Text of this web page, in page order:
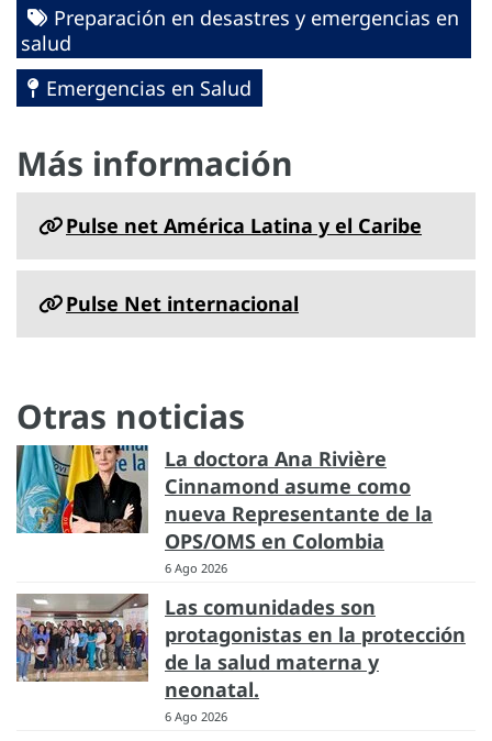
Preparación en desastres y emergencias en
salud
Emergencias en Salud
Más información
Pulse net América Latina y el Caribe
Pulse Net internacional
Otras noticias
La doctora Ana Rivière
Cinnamond asume como
nueva Representante de la
OPS/OMS en Colombia
6 Ago 2026
Las comunidades son
protagonistas en la protección
de la salud materna y
neonatal.
6 Ago 2026